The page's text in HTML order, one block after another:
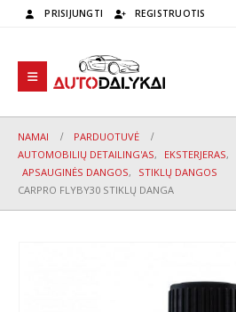
PRISIJUNGTI REGISTRUOTIS
NAMAI
PARDUOTUVĖ
AUTOMOBILIŲ DETAILING'AS, EKSTERJERAS,
APSAUGINĖS DANGOS,
STIKLŲ DANGOS
CARPRO FLYBY30 STIKLŲ DANGA